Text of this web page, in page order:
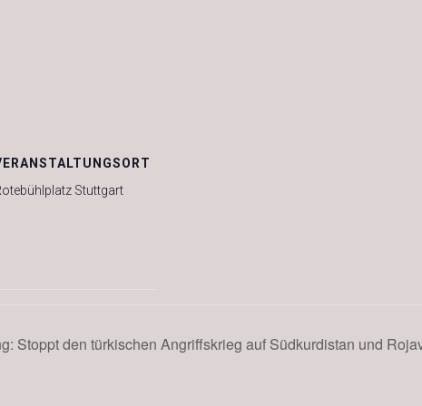
Stuttgart
Stoppt den türkischen Angriffskrieg auf Südkurdistan und